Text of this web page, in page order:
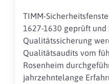
TIMM-
1627-1630 geprüft
Qualitätssicherung
Qualitätsaudits vom
Rosenheim
jahrzehntelange